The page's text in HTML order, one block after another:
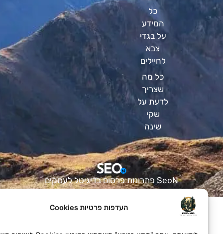
העדפות פרטיות Cookies
המידע
על בגדי
לחיילים
כל מה
שצריך
לדעת על
שינה
SeoN פתרונות פרסום בדיגיטל לעסקים